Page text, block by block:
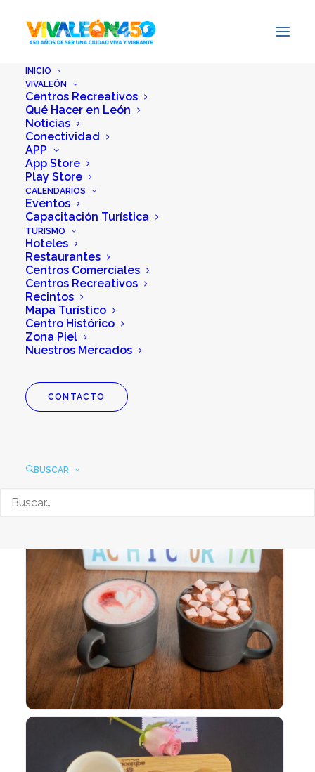
INICIO
VIVALEÓN
Centros Recreativos
Qué Hacer en León
Noticias
Conectividad
APP
App Store
Play Store
CALENDARIOS
Eventos
Capacitación Turística
TURISMO
Hoteles
Restaurantes
Centros Comerciales
Centros Recreativos
Recintos
Mapa Turístico
Centro Histórico
Zona Piel
Nuestros Mercados
CONTACTO
BUSCAR
Inicio Achicoria Restaurante